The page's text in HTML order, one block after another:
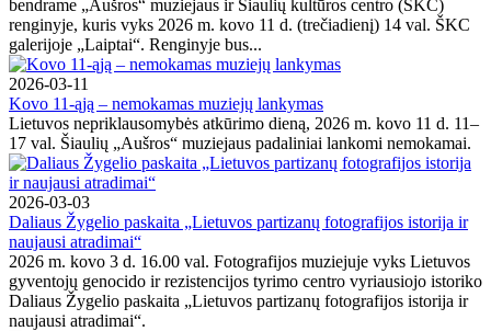
bendrame „Aušros“ muziejaus ir Šiaulių kultūros centro (ŠKC)
renginyje, kuris vyks 2026 m. kovo 11 d. (trečiadienį) 14 val. ŠKC
galerijoje „Laiptai“. Renginyje bus...
2026-03-11
Kovo 11-ąją – nemokamas muziejų lankymas
Lietuvos nepriklausomybės atkūrimo dieną, 2026 m. kovo 11 d. 11–
17 val. Šiaulių „Aušros“ muziejaus padaliniai lankomi nemokamai.
2026-03-03
Daliaus Žygelio paskaita „Lietuvos partizanų fotografijos istorija ir
naujausi atradimai“
2026 m. kovo 3 d. 16.00 val. Fotografijos muziejuje vyks Lietuvos
gyventojų genocido ir rezistencijos tyrimo centro vyriausiojo istoriko
Daliaus Žygelio paskaita „Lietuvos partizanų fotografijos istorija ir
naujausi atradimai“.